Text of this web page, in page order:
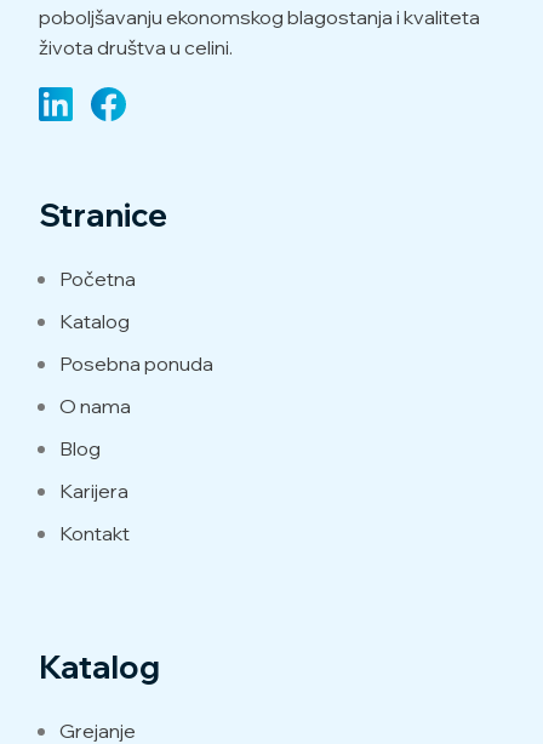
poboljšavanju ekonomskog blagostanja i kvaliteta
života društva u celini.
Stranice
Početna
Katalog
Posebna ponuda
O nama
Blog
Karijera
Kontakt
Katalog
Grejanje